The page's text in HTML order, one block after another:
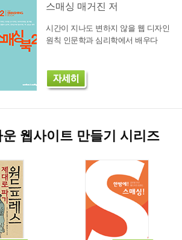
스매싱 매거진 저
시간이 지나도 변하지 않을 웹 디자인
원칙 인문학과 심리학에서 배우다
운 웹사이트 만들기 시리즈